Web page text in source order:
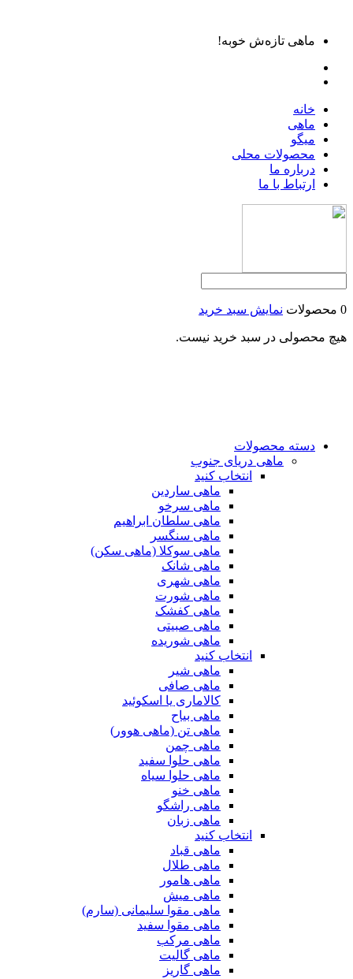
ماهی تازه‌ش خوبه!
خانه
ماهی
میگو
محصولات محلی
درباره ما
ارتباط با ما
0 محصولات نمایش سبد خرید
هیچ محصولی در سبد خرید نیست.
دسته محصولات
ماهی دریای جنوب
انتخاب کنید
ماهی ساردین
ماهی سرخو
ماهی سلطان ابراهیم
ماهی سنگسر
ماهی سوکلا (ماهی سکن)
ماهی شانک
ماهی شهری
ماهی شورت
ماهی کفشک
ماهی صبیتی
ماهی شوریده
انتخاب کنید
ماهی شیر
ماهی صافی
کالاماری یا اسکوئید
ماهی بیاح
ماهی تن (ماهی هوور)
ماهی چمن
ماهی حلوا سفید
ماهی حلوا سیاه
ماهی خنو
ماهی راشگو
ماهی زبان
انتخاب کنید
ماهی قباد
ماهی طلال
ماهی هامور
ماهی میش
ماهی مقوا سلیمانی (سارم)
ماهی مقوا سفید
ماهی مرکب
ماهی گالیت
ماهی گاریز